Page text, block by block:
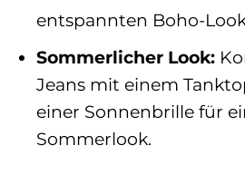
entspannten Boho-
Sommerlicher Look:
Jeans mit einem
einer Sonnenbrille für
Sommerlook.